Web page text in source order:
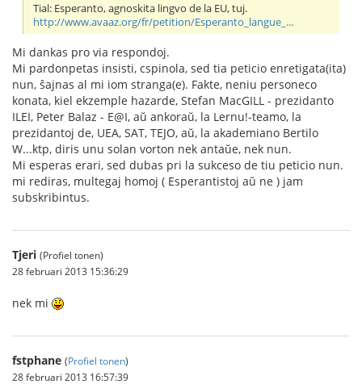
Tial: Esperanto, agnoskita lingvo de la EU, tuj.
http://www.avaaz.org/fr/petition/Esperanto_langue_...
Mi dankas pro via respondoj.
Mi pardonpetas insisti, cspinola, sed tia peticio enretigata(ita)
nun, ŝajnas al mi iom stranga(e). Fakte, neniu personeco
konata, kiel ekzemple hazarde, Stefan MacGILL - prezidanto
ILEI, Peter Balaz - E@I, aŭ ankoraŭ, la Lernu!-teamo, la
prezidantoj de, UEA, SAT, TEJO, aŭ, la akademiano Bertilo
W...ktp, diris unu solan vorton nek antaŭe, nek nun.
Mi esperas erari, sed dubas pri la sukceso de tiu peticio nun.
mi rediras, multegaj homoj ( Esperantistoj aŭ ne ) jam
subskribintus.
Tjeri (Profiel tonen)
28 februari 2013 15:36:29
nek mi
fstphane (Profiel tonen)
28 februari 2013 16:57:39